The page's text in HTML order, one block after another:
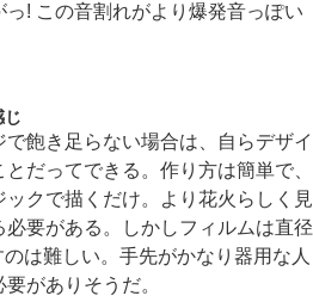
! この音割れがより爆発音っぽい
じ
飽き足らない場合は、自らデザイ
だってできる。作り方は簡単で、
クで描くだけ。より花火らしく見
要がある。しかしフィルムは直径
は難しい。手先がかなり器用な人
がありそうだ。